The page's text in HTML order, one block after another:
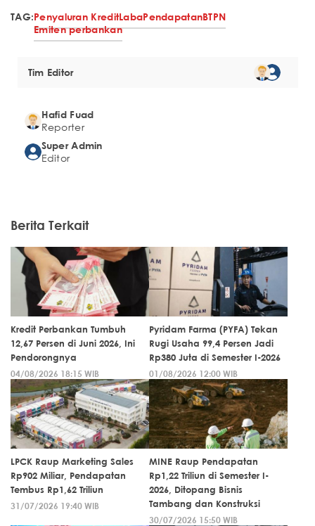
TAG:Penyaluran KreditLabaPendapatanBTPN
Emiten perbankan
Tim Editor
Hafid Fuad
Reporter
Super Admin
Editor
Berita Terkait
Kredit Perbankan Tumbuh
12,67 Persen di Juni 2026, Ini
Pendorongnya
04/08/2026 18:15 WIB
Pyridam Farma (PYFA) Tekan
Rugi Usaha 99,4 Persen Jadi
Rp380 Juta di Semester I-2026
01/08/2026 12:00 WIB
LPCK Raup Marketing Sales
Rp902 Miliar, Pendapatan
Tembus Rp1,62 Triliun
31/07/2026 19:40 WIB
MINE Raup Pendapatan
Rp1,22 Triliun di Semester I-
2026, Ditopang Bisnis
Tambang dan Konstruksi
30/07/2026 15:50 WIB